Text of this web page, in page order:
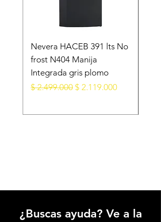
Nevera HACEB 391 lts No
frost N404 Manija
Integrada gris plomo
Precio
$ 2.499.000 Precio de oferta
$ 2.119.000
¿Buscas ayuda? Ve a la